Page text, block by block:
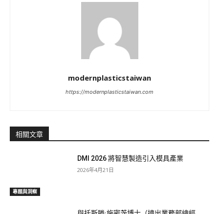
modernplasticstaiwan
https://modernplasticstaiwan.com
相關文章
專題與洞察
DMI 2026 將智慧製造引入模具產業
2026年4月21日